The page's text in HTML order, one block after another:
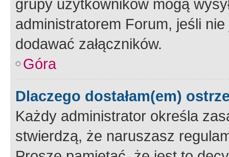
grupy użytkowników mogą
administratorem Forum, jeśli
dodawać załączników.
Góra
Dlaczego dostałam(em)
Każdy administrator określa
stwierdzą, że naruszasz